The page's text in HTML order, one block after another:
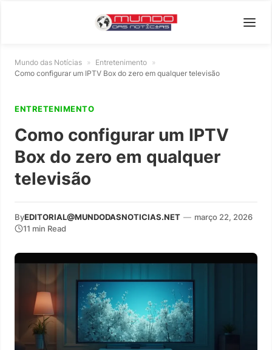
Mundo das Notícias » Entretenimento »
Como configurar um IPTV Box do zero em qualquer televisão
ENTRETENIMENTO
Como configurar um IPTV
Box do zero em qualquer
televisão
ByEDITORIAL@MUNDODASNOTICIAS.NET — março 22, 2026
11 min Read